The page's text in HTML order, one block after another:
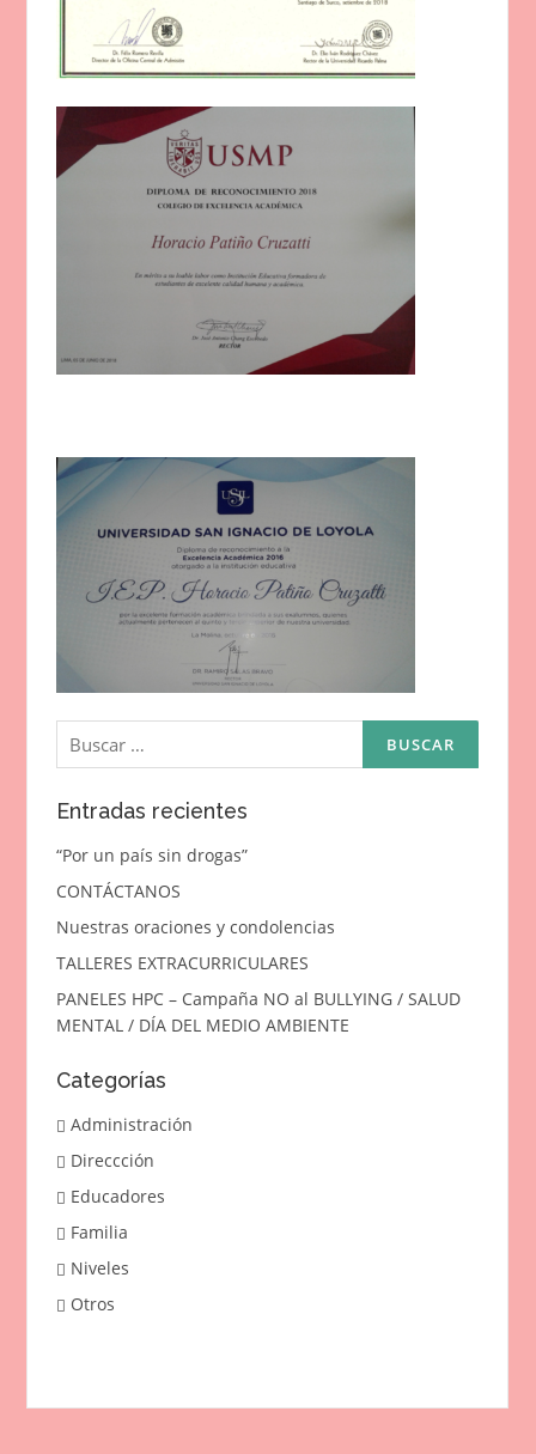
Buscar:
Entradas recientes
“Por un país sin drogas”
CONTÁCTANOS
Nuestras oraciones y condolencias
TALLERES EXTRACURRICULARES
PANELES HPC – Campaña NO al BULLYING / SALUD
MENTAL / DÍA DEL MEDIO AMBIENTE
Categorías
Administración
Direccción
Educadores
Familia
Niveles
Otros